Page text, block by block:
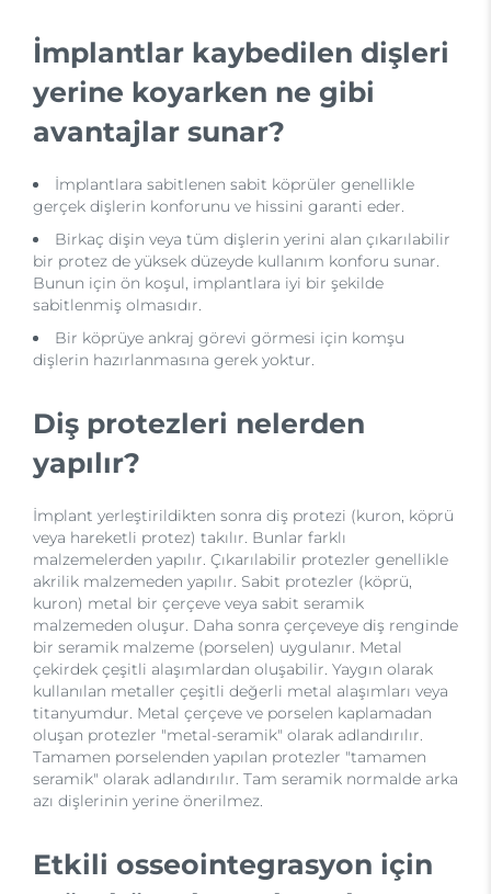
İmplantlar kaybedilen dişleri
yerine koyarken ne gibi
avantajlar sunar?
İmplantlara sabitlenen sabit köprüler genellikle
gerçek dişlerin konforunu ve hissini garanti eder.
Birkaç dişin veya tüm dişlerin yerini alan çıkarılabilir
bir protez de yüksek düzeyde kullanım konforu sunar.
Bunun için ön koşul, implantlara iyi bir şekilde
sabitlenmiş olmasıdır.
Bir köprüye ankraj görevi görmesi için komşu
dişlerin hazırlanmasına gerek yoktur.
Diş protezleri nelerden
yapılır?
İmplant yerleştirildikten sonra diş protezi (kuron, köprü
veya hareketli protez) takılır. Bunlar farklı
malzemelerden yapılır. Çıkarılabilir protezler genellikle
akrilik malzemeden yapılır. Sabit protezler (köprü,
kuron) metal bir çerçeve veya sabit seramik
malzemeden oluşur. Daha sonra çerçeveye diş renginde
bir seramik malzeme (porselen) uygulanır. Metal
çekirdek çeşitli alaşımlardan oluşabilir. Yaygın olarak
kullanılan metaller çeşitli değerli metal alaşımları veya
titanyumdur. Metal çerçeve ve porselen kaplamadan
oluşan protezler "metal-seramik" olarak adlandırılır.
Tamamen porselenden yapılan protezler "tamamen
seramik" olarak adlandırılır. Tam seramik normalde arka
azı dişlerinin yerine önerilmez.
Etkili osseointegrasyon için